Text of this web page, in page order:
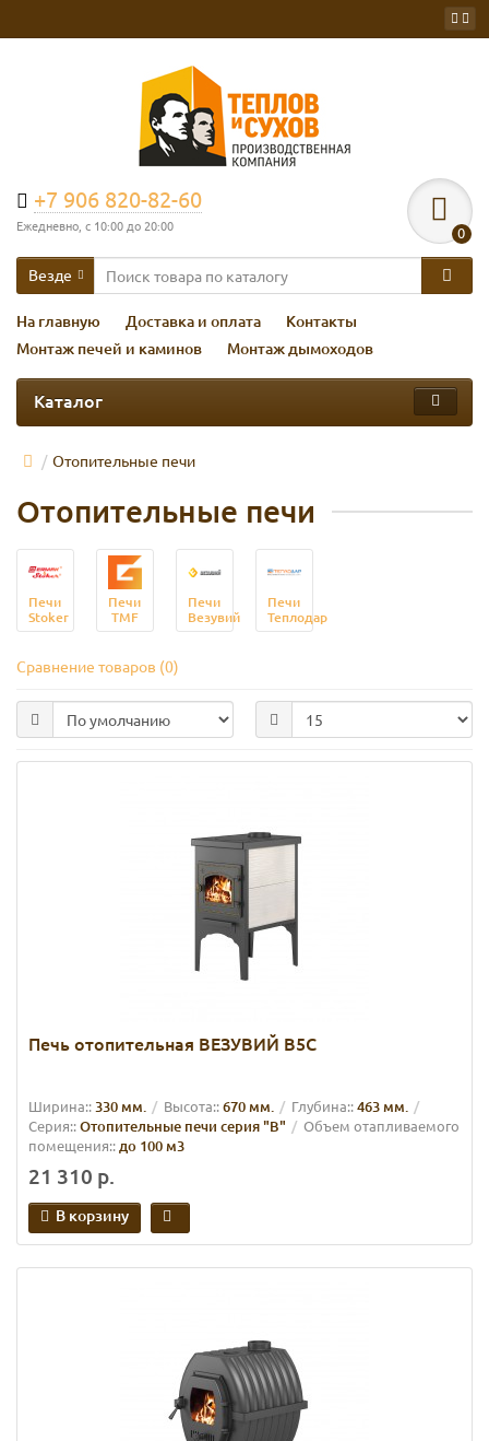
+7 906 820-82-60
Ежедневно, с 10:00 до 20:00 0
Везде
На главную Доставка и оплата
Контакты
Монтаж печей и каминов
Монтаж дымоходов
Каталог
Отопительные печи
Отопительные печи
Печи
Stoker
Печи
TMF
Печи
Везувий
Печи
Теплодар
Сравнение товаров (0)
Печь отопительная ВЕЗУВИЙ В5С
Ширина::330 мм. Высота::670 мм. Глубина::463 мм.
Серия::Отопительные печи серия "В"
Объем отапливаемого
помещения::до 100 м3
21 310 р.
В корзину